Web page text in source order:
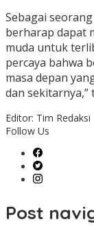
Sebagai
berharap dapat
muda untuk
percaya bahwa
masa depan
dan sekitarnya,”
Editor: Tim Redaksi
Follow Us
Post